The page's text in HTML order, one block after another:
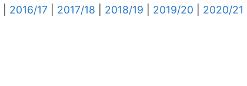
2016/17 2017/18 2018/19 2019/20
2020/21